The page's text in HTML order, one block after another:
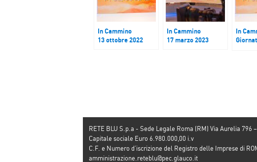
In Cammino
13 ottobre 2022
In Cammino
17 marzo 2023
In
RETE BLU S.p.a - Sede Legale Roma (RM) Via Aurelia 796
Capitale sociale Euro 6.980.000,00 i.v
C.F. e Numero d’iscrizione del Registro delle Imprese di
amministrazione.reteblu@pec.glauco.it